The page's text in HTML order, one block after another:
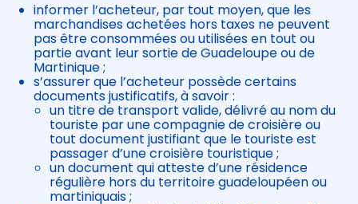
informer l’acheteur, par tout moyen, que les
marchandises achetées hors taxes ne peuvent
pas être consommées ou utilisées en tout ou
partie avant leur sortie de Guadeloupe ou de
Martinique ;
s’assurer que l’acheteur possède certains
documents justificatifs, à savoir :
un titre de transport valide, délivré au nom du
touriste par une compagnie de croisière ou
tout document justifiant que le touriste est
passager d’une croisière touristique ;
un document qui atteste d’une résidence
régulière hors du territoire guadeloupéen ou
martiniquais ;